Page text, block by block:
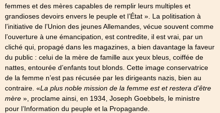
femmes et des mères capables de remplir leurs multiples et
grandioses devoirs envers le peuple et l’État ». La politisation à
l’initiative de l’Union des jeunes Allemandes, vécue souvent comme
l’ouverture à une émancipation, est contredite, il est vrai, par un
cliché qui, propagé dans les magazines, a bien davantage la faveur
du public : celui de la mère de famille aux yeux bleus, coiffée de
nattes, entourée d’enfants tout blonds. Cette image conservatrice
de la femme n’est pas récusée par les dirigeants nazis, bien au
contraire. «La plus noble mission de la femme est et restera d’être
mère », proclame ainsi, en 1934, Joseph Goebbels, le ministre
pour l’Information du peuple et la Propagande.